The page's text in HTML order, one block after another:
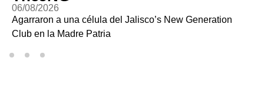
06/08/2026
Agarraron a una célula del Jalisco’s New Generation
Club en la Madre Patria